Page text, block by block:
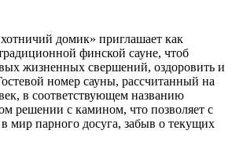
домик» приглашает как
финской сауне, чтоб
жизненных свершений, оздоровить и
номер сауны, рассчитанный на
в соответствующем названию
решении с камином, что позволяет с
в мир парного досуга, забыв о текущих